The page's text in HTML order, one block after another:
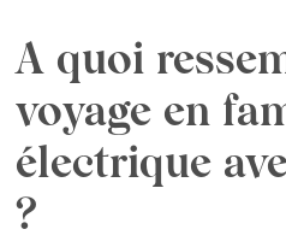
A quoi
voyage en
électrique
?